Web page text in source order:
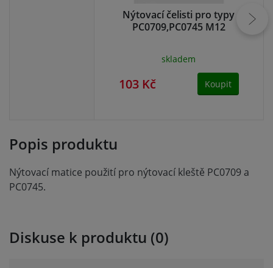
Nýtovací čelisti pro typy
PC0709,PC0745 M12
skladem
103 Kč Koupit
Popis produktu
Nýtovací matice použití pro nýtovací kleště PC0709 a
PC0745.
Diskuse k produktu (0)